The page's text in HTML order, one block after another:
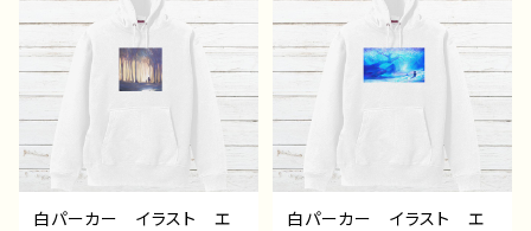
絵師 オリジナル デザイ
ン グッズ タイトル：赤の
入道雲 作：J.タネダ F-5
ジナル デザイン グッ
ズ 片面印刷 タイトル：海
に還る 作：アナ F-5
白パーカー イラスト エ
白パーカー イラスト エ